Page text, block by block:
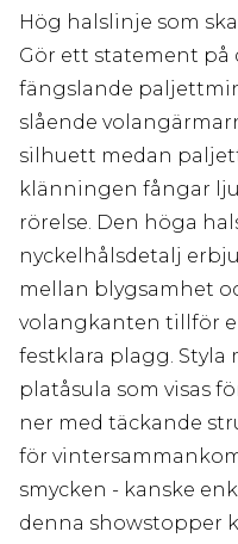
Hög halslinje som
Gör ett statement på
fängslande
slående
silhuett medan
klänningen fångar
rörelse. Den höga
nyckelhålsdetalj
mellan blygsamhet
volangkanten tillför
festklara plagg. Styla
platåsula som visas
ner med täckande
för
smycken - kanske
denna showstopper